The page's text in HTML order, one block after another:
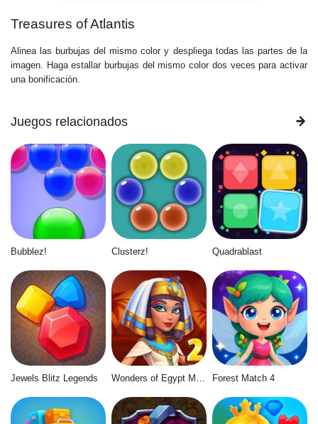
Treasures of Atlantis
Alinea las burbujas del mismo color y despliega todas las partes de la
imagen. Haga estallar burbujas del mismo color dos veces para activar
una bonificación.
Juegos relacionados
Bubblez! Clusterz! Quadrablast
Jewels Blitz Legends Wonders of Egypt Match 2 Forest Match 4